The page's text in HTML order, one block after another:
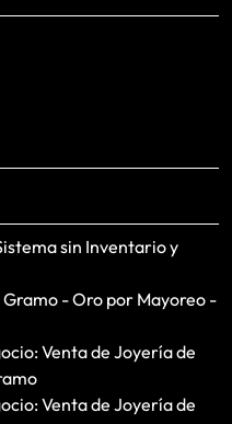
sin Inventario y
- Oro por Mayoreo -
Venta de Joyería de
Venta de Joyería de